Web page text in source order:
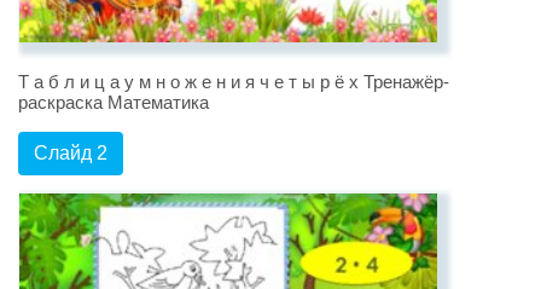
Т а б л и ц а у м н о ж е н и я ч е т ы р ё х Тренажёр-
раскраска Математика
Слайд 2